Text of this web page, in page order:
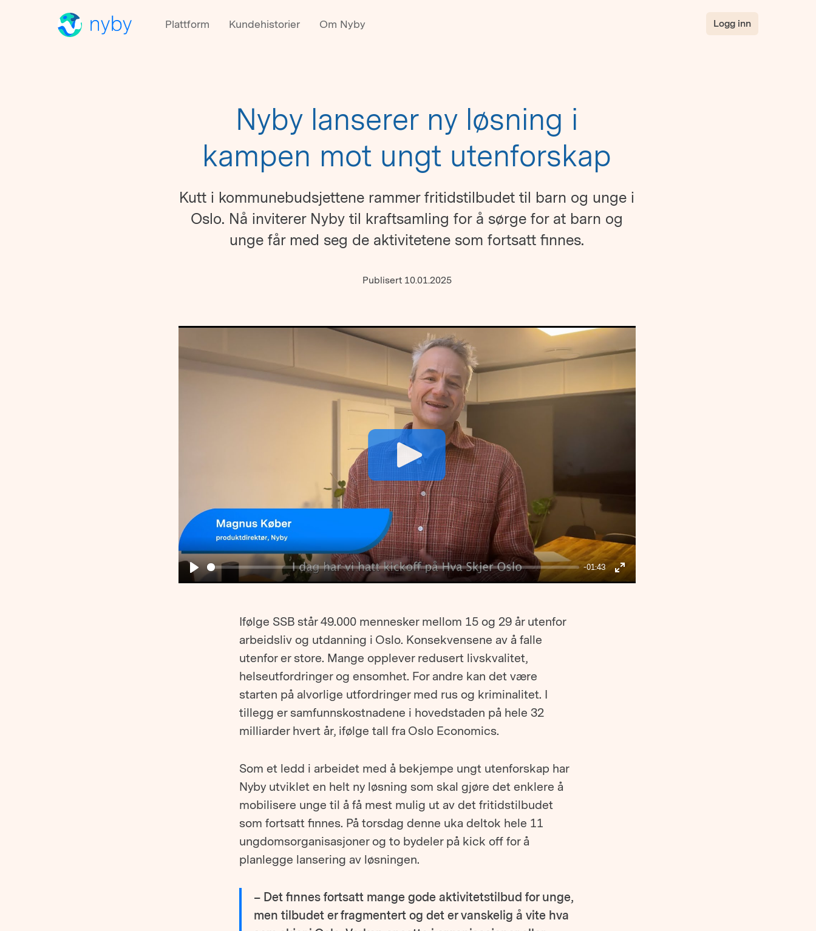
Plattform Kundehistorier Om Nyby Logg inn
Nyby lanserer ny løsning i
kampen mot ungt utenforskap
Kutt i kommunebudsjettene rammer fritidstilbudet til barn og unge i
Oslo. Nå inviterer Nyby til kraftsamling for å sørge for at barn og
unge får med seg de aktivitetene som fortsatt finnes.
Publisert 10.01.2025
Play
-01:43
Enter
Play
Ifølge SSB står 49.000 mennesker mellom 15 og 29 år utenfor
arbeidsliv og utdanning i Oslo. Konsekvensene av å falle
utenfor er store. Mange opplever redusert livskvalitet,
helseutfordringer og ensomhet. For andre kan det være
starten på alvorlige utfordringer med rus og kriminalitet. I
tillegg er samfunnskostnadene i hovedstaden på hele 32
milliarder hvert år, ifølge tall fra Oslo Economics.
Som et ledd i arbeidet med å bekjempe ungt utenforskap har
Nyby utviklet en helt ny løsning som skal gjøre det enklere å
mobilisere unge til å få mest mulig ut av det fritidstilbudet
som fortsatt finnes. På torsdag denne uka deltok hele 11
ungdomsorganisasjoner og to bydeler på kick off for å
planlegge lansering av løsningen.
– Det finnes fortsatt mange gode aktivitetstilbud for unge,
men tilbudet er fragmentert og det er vanskelig å vite hva